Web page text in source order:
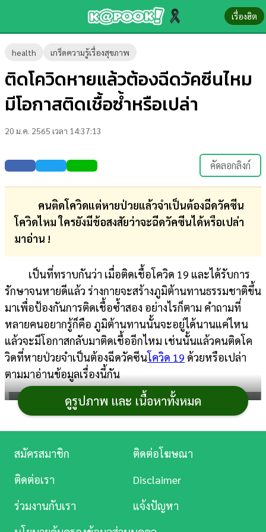
เรื่องฮิต
health เกร็ดความรู้เรื่องสุขภาพ
ติดโควิดหายแล้วต้องฉีดวัคซีนไหม
มีโอกาสติดเชื้อซ้ำหรือเปล่า
20 ม.ค. 2565 เวลา 14:37:13
คัดลอกลิงก์
คนติดโควิดแต่หายป่วยแล้วจำเป็นต้องฉีดวัคซีน
โควิดไหม ใครยังมีข้อสงสัยว่าจะฉีดวัคซีนได้หรือเปล่า
มาอ่าน !
เป็นที่ทราบกันว่า เมื่อติดเชื้อโควิด 19 และได้รับการ
รักษาจนหายดีแล้ว ร่างกายจะสร้างภูมิต้านทานธรรมชาติขึ้น
มาเพื่อป้องกันการติดเชื้อซ้ำสอง อย่างไรก็ตาม คำถามที่
หลายคนอยากรู้ก็คือ ภูมิต้านทานนั้นจะอยู่ได้นานแค่ไหน
แล้วจะมีโอกาสกลับมาติดเชื้ออีกไหม เช่นนั้นแล้วคนติดโค
วิดที่หายป่วยจำเป็นต้องฉีดวัคซีนโควิด 19 ด้วยหรือเปล่า
ตามมาอ่านข้อมูลเรื่องนี้กัน
ดูรูปภาพ และ เนื้อหาทั้งหมด
ข่าว-
ความ
รู้
บันเทิง
ตรวจ
ผล
บอล
สด
การ
เงิน
การ
ศึกษา
บันเทิง
ดู
Music
สมัครสมาชิก
ติดต่อโฆษณา
ติดต่อเรา
Disclaimer
ร่วมงานกับเรา
แจ้งปัญหา